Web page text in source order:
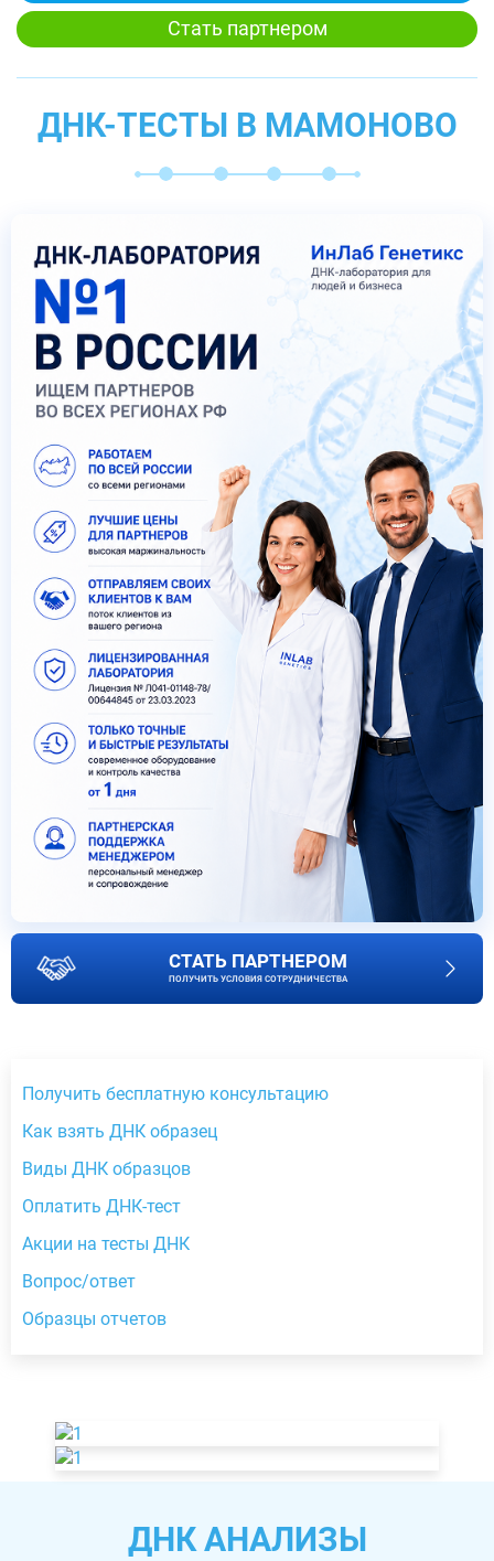
Стать партнером
ДНК-ТЕСТЫ В МАМОНОВО
СТАТЬ ПАРТНЕРОМ
ПОЛУЧИТЬ УСЛОВИЯ СОТРУДНИЧЕСТВА
Получить бесплатную консультацию
Как взять ДНК образец
Виды ДНК образцов
Оплатить ДНК-тест
Акции на тесты ДНК
Вопрос/ответ
Образцы отчетов
ДНК АНАЛИЗЫ